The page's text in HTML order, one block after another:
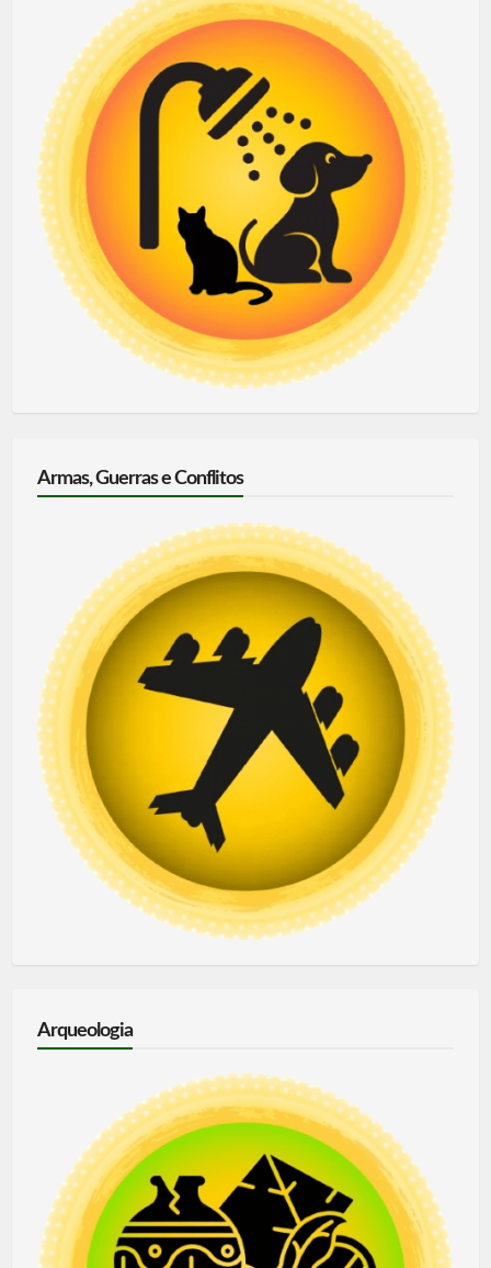
Armas, Guerras e Conflitos
Arqueologia